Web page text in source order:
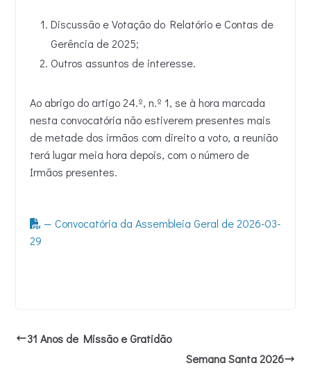
Discussão e Votação do Relatório e Contas de
Gerência de 2025;
Outros assuntos de interesse.
Ao abrigo do artigo 24.º, n.º 1, se à hora marcada
nesta convocatória não estiverem presentes mais
de metade dos irmãos com direito a voto, a reunião
terá lugar meia hora depois, com o número de
Irmãos presentes.
— Convocatória da Assembleia Geral de 2026-03-
29
31 Anos de Missão e Gratidão
Semana Santa 2026